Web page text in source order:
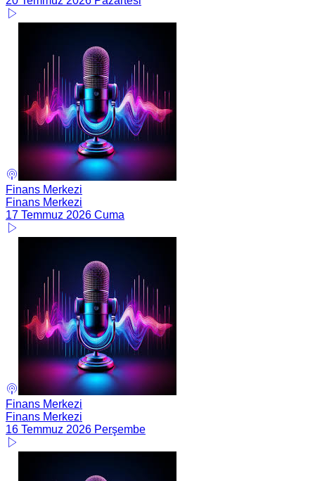
Finans Merkezi
Finans Merkezi
17 Temmuz 2026 Cuma
Finans Merkezi
Finans Merkezi
16 Temmuz 2026 Perşembe